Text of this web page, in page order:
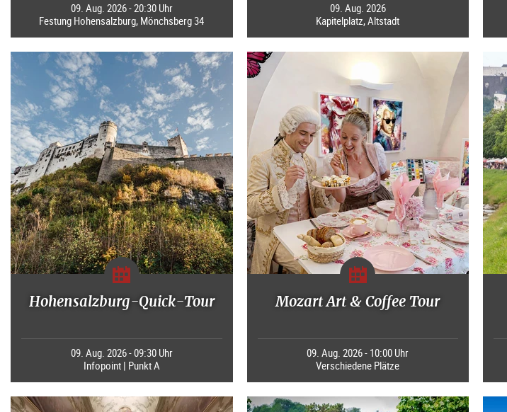
09. Aug. 2026 - 20:30 Uhr
Festung Hohensalzburg, Mönchsberg 34
09. Aug. 2026
Kapitelplatz, Altstadt
Hohensalzburg-Quick-Tour
09. Aug. 2026 - 09:30 Uhr
Infopoint | Punkt A
Mozart Art & Coffee Tour
09. Aug. 2026 - 10:00 Uhr
Verschiedene Plätze